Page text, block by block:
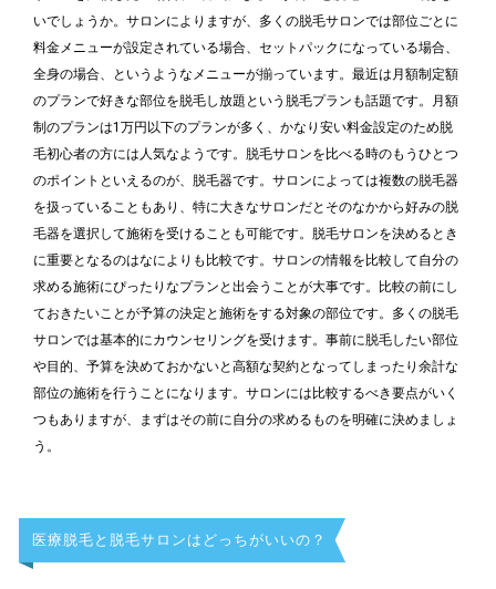
いでしょうか。サロンによりますが、多くの脱毛サロンでは部位ごとに
料金メニューが設定されている場合、セットパックになっている場合、
全身の場合、というようなメニューが揃っています。最近は月額制定額
のプランで好きな部位を脱毛し放題という脱毛プランも話題です。月額
制のプランは1万円以下のプランが多く、かなり安い料金設定のため脱
毛初心者の方には人気なようです。脱毛サロンを比べる時のもうひとつ
のポイントといえるのが、脱毛器です。サロンによっては複数の脱毛器
を扱っていることもあり、特に大きなサロンだとそのなかから好みの脱
毛器を選択して施術を受けることも可能です。脱毛サロンを決めるとき
に重要となるのはなによりも比較です。サロンの情報を比較して自分の
求める施術にぴったりなプランと出会うことが大事です。比較の前にし
ておきたいことが予算の決定と施術をする対象の部位です。多くの脱毛
サロンでは基本的にカウンセリングを受けます。事前に脱毛したい部位
や目的、予算を決めておかないと高額な契約となってしまったり余計な
部位の施術を行うことになります。サロンには比較するべき要点がいく
つもありますが、まずはその前に自分の求めるものを明確に決めましょ
う。
医療脱毛と脱毛サロンはどっちがいいの？